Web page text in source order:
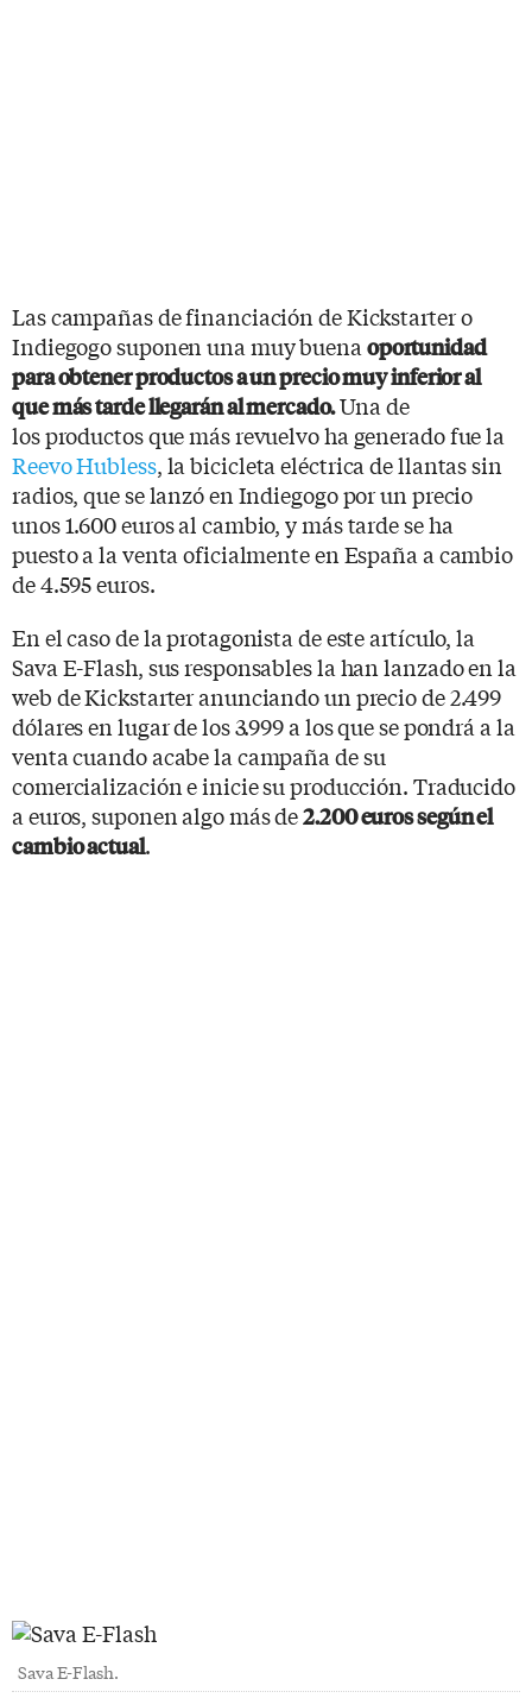
Las campañas de financiación de Kickstarter o
Indiegogo suponen una muy buena oportunidad
para obtener productos a un precio muy inferior al
que más tarde llegarán al mercado.Una de
los productos que más revuelvo ha generado fue la
Reevo Hubless, la bicicleta eléctrica de llantas sin
radios, que se lanzó en Indiegogo por un precio
unos 1.600 euros al cambio, y más tarde se ha
puesto a la venta oficialmente en España a cambio
de 4.595 euros.
En el caso de la protagonista de este artículo, la
Sava E-Flash, sus responsables la han lanzado en la
web de Kickstarter anunciando un precio de 2.499
dólares en lugar de los 3.999 a los que se pondrá a la
venta cuando acabe la campaña de su
comercialización e inicie su producción. Traducido
a euros, suponen algo más de2.200 euros según el
cambio actual.
Sava E-Flash.